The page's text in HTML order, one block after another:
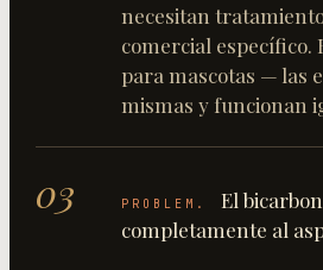
necesitan
comercial específico.
para mascotas — las
mismas y funcionan
03 PROBLEM.
El
completamente al